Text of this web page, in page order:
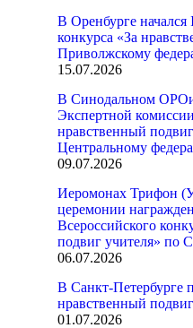
В Оренбурге
конкурса «За
Приволжскому
15.07.2026
В Синодальном
Экспертной
нравственный
Центральному
09.07.2026
Иеромонах Трифон
церемонии
Всероссийского
подвиг учителя» по
06.07.2026
В Санкт-Петербурге
нравственный
01.07.2026